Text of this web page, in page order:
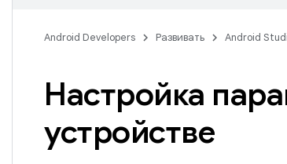
Android Developers Развивать Android
Настройка
устройстве